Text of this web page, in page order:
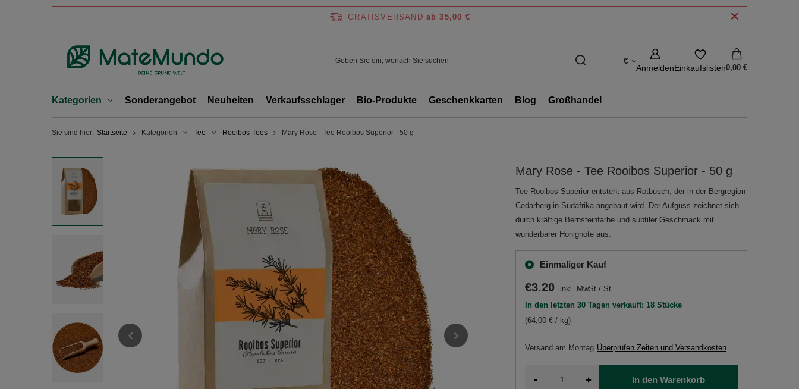
GRATISVERSAND ab 35,00 €
€
AnmeldenEinkaufslisten0,00 €
Kategorien Sonderangebot Neuheiten Verkaufsschlager Bio-Produkte Geschenkkarten Blog Großhandel
Sie sind hier: Startseite Kategorien Tee Rooibos-Tees Mary Rose - Tee Rooibos Superior - 50 g
Mary Rose - Tee Rooibos Superior - 50 g
Tee Rooibos Superior entsteht aus Rotbusch, der in der Bergregion
Cedarberg in Südafrika angebaut wird. Der Aufguss zeichnet sich
durch kräftige Bernsteinfarbe und subtiler Geschmack mit
wunderbarer Honignote aus.
Einmaliger Kauf
Versandam Montag Überprüfen Zeiten und Versandkosten
€3.20 inkl. MwSt / St.
In den letzten 30 Tagen verkauft: 18 Stücke
(64,00 € / kg)
- + In den Warenkorb